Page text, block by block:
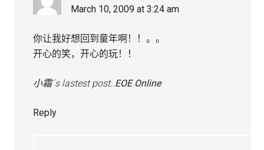
March 10, 2009 at 3:24 am
你让我好想回到童年啊！！。。
开心的笑，开心的玩！！
小霜´s lastest post..EOE Online
Reply